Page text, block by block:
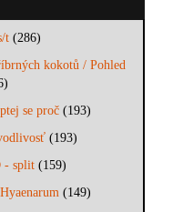
t(286)
kokotů / Pohled
se proč (193)
(193)
- split(159)
(149)